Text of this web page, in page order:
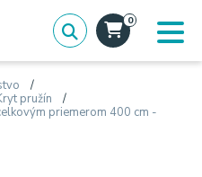
0
pružín
priemerom 400 cm -